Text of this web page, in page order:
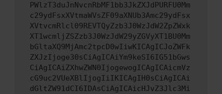
PWlzT3duJnNvcnRbMF1bb3JkZXJdPURFU0Mm
c29ydFsxXVtmaWVsZF09aXNUb3Amc29ydFsx
XVtvcmRlcl09REVTQyZzb3J0WzJdW2ZpZWxk
XT1wcmljZSZzb3J0WzJdW29yZGVyXT1BU0Mm
bGltaXQ9MjAmc2tpcD0wIiwKICAgICJoZWFk
ZXJzIjoge30sCiAgICAiYm9keSI6IG51bGws
CiAgICAiZXhwZWN0IjogewogICAgICAicmVz
cG9uc2VUeXBlIjogIiIKICAgIH0sCiAgICAi
dGltZW91dCI6IDAsCiAgICAicHJvZ3Jlc3Mi